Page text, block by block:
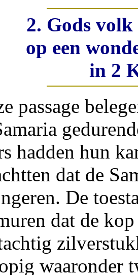
2. Gods
op een
in 2
passage
hadden hun
dat de
De
dat de
waaronder